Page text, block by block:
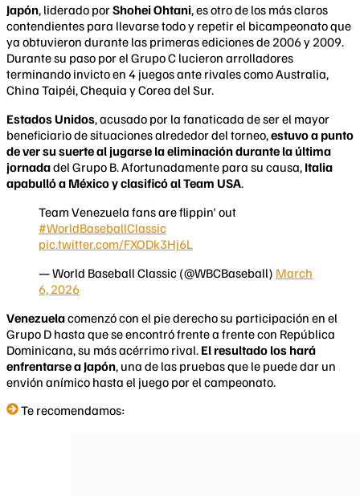
Japón, liderado porShohei Ohtani, es otro de los más claros
contendientes para llevarse todo y repetir el bicampeonato que
ya obtuvieron durante las primeras ediciones de 2006 y 2009.
Durante su paso por el Grupo C lucieron arrolladores
terminando invicto en 4 juegos ante rivales como Australia,
China Taipéi, Chequia y Corea del Sur.
Estados Unidos, acusado por la fanaticada de ser el mayor
beneficiario de situaciones alrededor del torneo,estuvo a punto
de ver su suerte al jugarse la eliminación durante la última
jornadadel Grupo B. Afortunadamente para su causa, Italia
apabulló a México y clasificó al Team USA.
Team Venezuela fans are flippin' out
#WorldBaseballClassic
pic.twitter.com/FXODk3Hj6L
— World Baseball Classic (@WBCBaseball) March
6, 2026
Venezuelacomenzó con el pie derecho su participación en el
Grupo D hasta que se encontró frente a frente con República
Dominicana, su más acérrimo rival. El resultado los hará
enfrentarse a Japón, una de las pruebas que le puede dar un
envión anímico hasta el juego por el campeonato.
Te recomendamos: